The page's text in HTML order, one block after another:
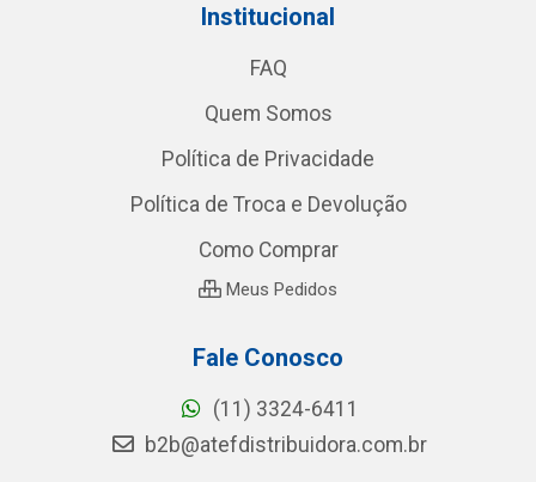
Institucional
FAQ
Quem Somos
Política de Privacidade
Política de Troca e Devolução
Como Comprar
Meus Pedidos
Fale Conosco
(11) 3324-6411
b2b@atefdistribuidora.com.br